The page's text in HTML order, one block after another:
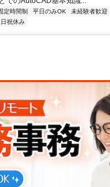
定時間制 平日のみOK 未経験者歓迎
祝休み